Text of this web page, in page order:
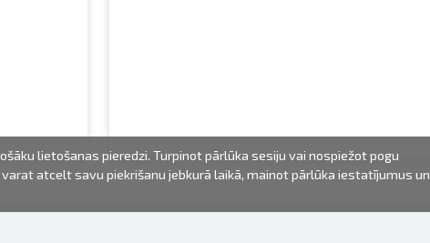
lietošanas pieredzi. Turpinot pārlūka sesiju vai nospiežot pogu
atcelt savu piekrišanu jebkurā laikā, mainot pārlūka iestatījumus un